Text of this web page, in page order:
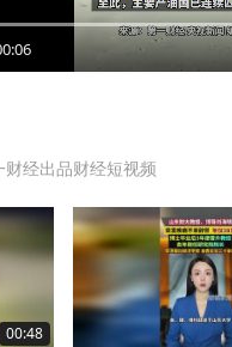
财经出品财经短视频
00:48